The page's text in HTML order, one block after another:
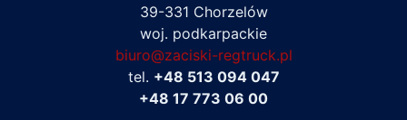
39-331 Chorzelów
woj. podkarpackie
biuro@zaciski-regtruck.pl
tel. +48 513 094 047
+48 17 773 06 00